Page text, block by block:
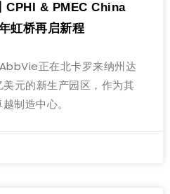
CPHI & PMEC China
虹桥再启新程
正在北卡罗来纳州达
元的新生产园区，作为其
制造中心。